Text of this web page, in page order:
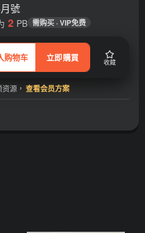
號
购物车 立即購買 收藏
2 PB 需购买 · VIP免费
源， 查看会员方案